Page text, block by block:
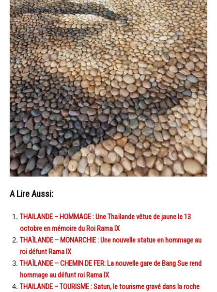
A Lire Aussi:
THAILANDE – HOMMAGE : Une Thaïlande vêtue de jaune le 13
octobre en mémoire du Roi Rama IX
THAÏLANDE – MONARCHIE : Une nouvelle statue en hommage au
roi défunt Rama IX
THAÏLANDE – CHEMIN DE FER: La nouvelle gare de Bang Sue rend
hommage au défunt roi Rama IX
THAILANDE – TOURISME : Satun, le tourisme gravé dans la roche